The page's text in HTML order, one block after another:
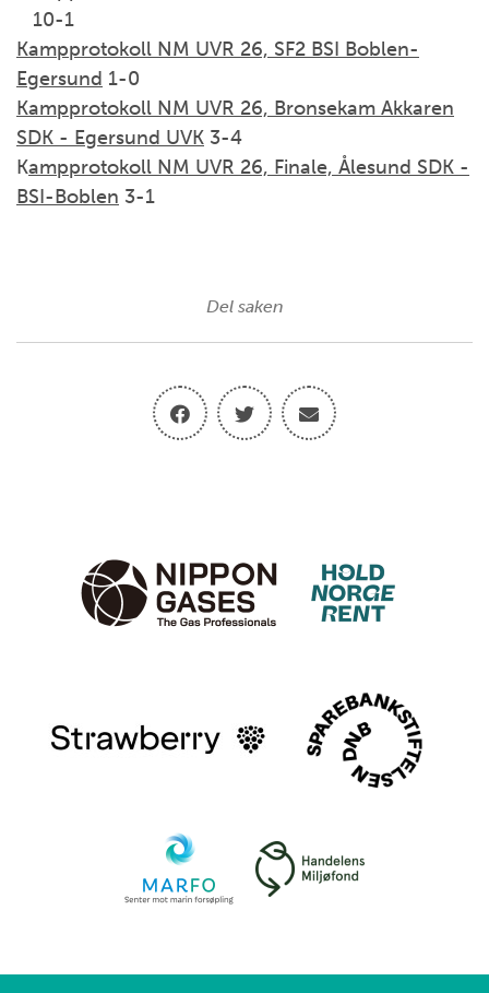
10-1
Kampprotokoll NM UVR 26, SF2 BSI Boblen-
Egersund 1-0
Kampprotokoll NM UVR 26, Bronsekam Akkaren
SDK - Egersund UVK 3-4
Kampprotokoll NM UVR 26, Finale, Ålesund SDK -
BSI-Boblen 3-1
Del saken